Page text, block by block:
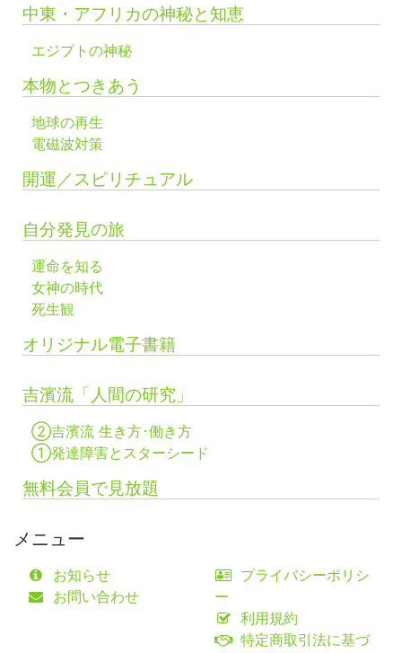
中東・アフリカの神秘と知恵
エジプトの神秘
本物とつきあう
地球の再生
電磁波対策
開運／スピリチュアル
自分発見の旅
運命を知る
女神の時代
死生観
オリジナル電子書籍
吉濱流「人間の研究」
②吉濱流 生き方･働き方
①発達障害とスターシード
無料会員で見放題
メニュー
お知らせ
お問い合わせ
プライバシーポリシ
ー
利用規約
特定商取引法に基づ